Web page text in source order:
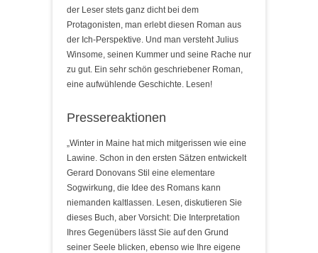
der Leser stets ganz dicht bei dem
Protagonisten, man erlebt diesen Roman aus
der Ich-Perspektive. Und man versteht Julius
Winsome, seinen Kummer und seine Rache nur
zu gut. Ein sehr schön geschriebener Roman,
eine aufwühlende Geschichte. Lesen!
Pressereaktionen
„Winter in Maine hat mich mitgerissen wie eine
Lawine. Schon in den ersten Sätzen entwickelt
Gerard Donovans Stil eine elementare
Sogwirkung, die Idee des Romans kann
niemanden kaltlassen. Lesen, diskutieren Sie
dieses Buch, aber Vorsicht: Die Interpretation
Ihres Gegenübers lässt Sie auf den Grund
seiner Seele blicken, ebenso wie Ihre eigene